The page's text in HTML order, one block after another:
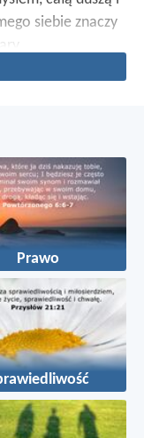
siebie znaczy
Prawo